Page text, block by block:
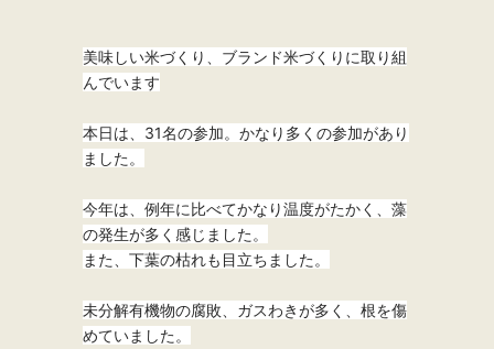
美味しい米づくり、ブランド米づくりに取り組
んでいます
本日は、31名の参加。かなり多くの参加があり
ました。
今年は、例年に比べてかなり温度がたかく、藻
の発生が多く感じました。
また、下葉の枯れも目立ちました。
未分解有機物の腐敗、ガスわきが多く、根を傷
めていました。